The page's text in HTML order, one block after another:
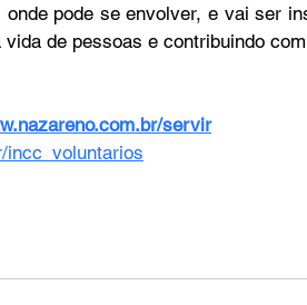
pode se envolver, e vai ser
de pessoas e contribuindo
servir
incc_voluntarios